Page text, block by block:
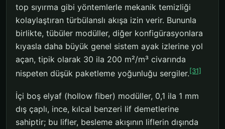
top sıyırma gibi yöntemlerle mekanik temizliği
kolaylaştıran türbülanslı akışa izin verir. Bununla
birlikte, tübüler modüller, diğer konfigürasyonlara
kıyasla daha büyük genel sistem ayak izlerine yol
açan, tipik olarak 30 ila 200 m²/m³ civarında
nispeten düşük paketleme yoğunluğu sergiler.[31]
İçi boş elyaf (hollow fiber) modüller, 0,1 ila 1 mm
dış çaplı, ince, kılcal benzeri lif demetlerine
sahiptir; bu lifler, besleme akışının liflerin dışında